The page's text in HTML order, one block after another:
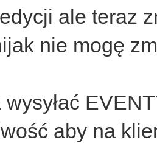
ale teraz
nie mogę
aby na